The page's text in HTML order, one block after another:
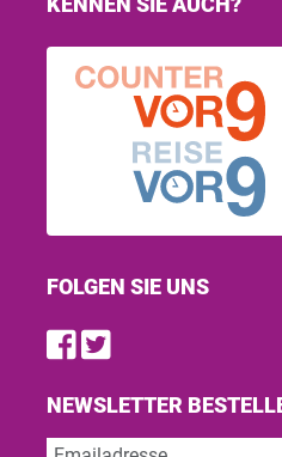
FOLGEN SIE UNS
Find us on
Follow us
NEWSLETTER